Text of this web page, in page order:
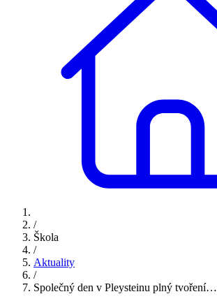
/
Škola
/
Aktuality
/
Společný den v Pleysteinu plný tvoření…